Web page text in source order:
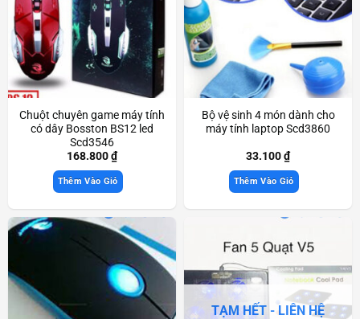
Chuột chuyên game máy tính
có dây Bosston BS12 led
Scd3546
168.800₫
Thêm Vào Giỏ
Bộ vệ sinh 4 món dành cho
máy tính laptop Scd3860
33.100₫
Thêm Vào Giỏ
TẠM HẾT - LIÊN HỆ